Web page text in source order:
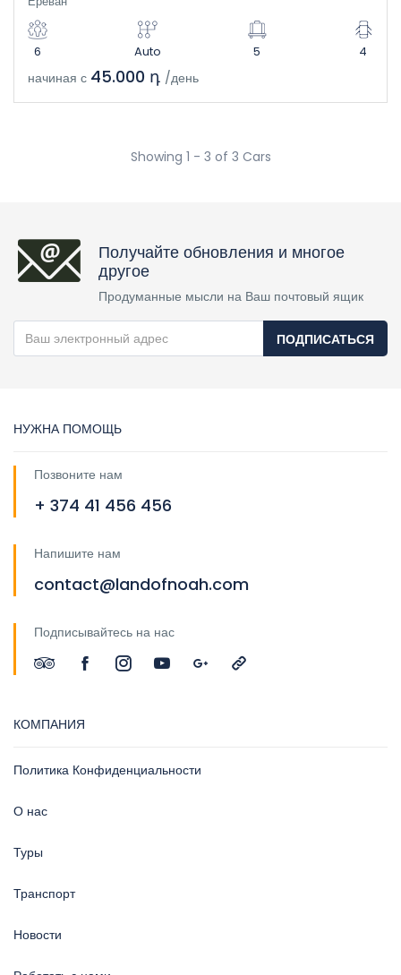
6 Auto 5 4
начиная с 45.000 դ /день
Showing 1 - 3 of 3 Cars
Получайте обновления и многое
другое
Продуманные мысли на Ваш почтовый ящик
ПОДПИСАТЬСЯ
НУЖНА ПОМОЩЬ
Позвоните нам
+ 374 41 456 456
Напишите нам
contact@landofnoah.com
Подписывайтесь на нас
КОМПАНИЯ
Политика Конфиденциальности
О нас
Туры
Транспорт
Новости